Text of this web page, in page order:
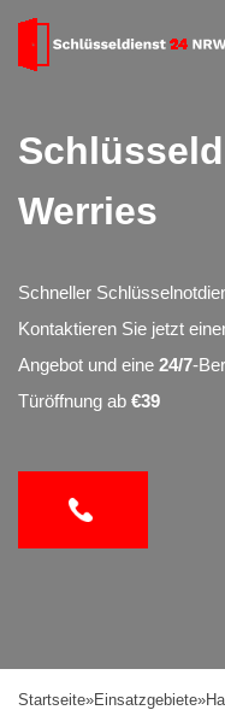
Werries
Schneller
Kontaktieren Sie jetzt
Angebot und eine 24/7-
Türöffnung ab €39
Startseite»Einsatzgebiete»